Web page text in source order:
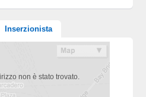
Inserzionista
non è stato trovato.